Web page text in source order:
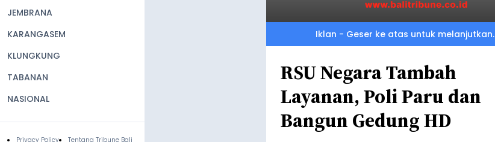
JEMBRANA
KARANGASEM
KLUNGKUNG
TABANAN
NASIONAL
Privacy Policy
Tentang Tribune Bali
Iklan - Geser ke atas untuk melanjutkan.
RSU Negara Tambah
Layanan, Poli Paru dan
Bangun Gedung HD